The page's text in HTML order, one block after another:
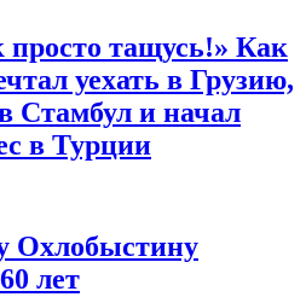
просто тащусь!» Как
уехать в Грузию,
Стамбул и начал
в Турции
Охлобыстину
лет